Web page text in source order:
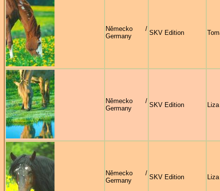
Německo /
Germany
SKV Edition
Německo /
Germany
SKV Edition
Německo /
Germany
SKV Edition